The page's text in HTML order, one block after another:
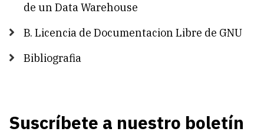
de un Data Warehouse
B. Licencia de Documentacion Libre de GNU
Bibliografia
Suscríbete a nuestro boletín